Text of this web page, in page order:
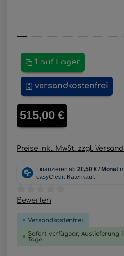
1 auf Lager
versandkostenfrei
515,00 €
Preise inkl. MwSt. zzgl.
Durchschnittliche Bewertung
Bewerten
Versandkostenfrei
Sofort verfügbar, Auslieferung
Tage